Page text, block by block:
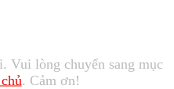
Vui lòng chuyển sang mục
. Cảm ơn!